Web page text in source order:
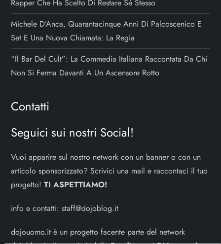
Rapper Che Ha Scelto Di Restare Sé Stesso
Michele D’Anca, Quarantacinque Anni Di Palcoscenico E
Set E Una Nuova Chiamata: La Regia
“Il Bar Del Cult”: La Commedia Italiana Raccontata Da Chi
Non Si Ferma Davanti A Un Ascensore Rotto
Contatti
Seguici sui nostri Social!
Vuoi apparire sul nostro network con un banner o con un
articolo sponsorizzato? Scrivici una mail e raccontaci il tuo
progetto!TI ASPETTIAMO!
info e contatti:staff@dojoblog.it
dojouomo.it è un progetto facente parte del network